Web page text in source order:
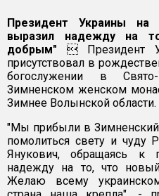
Президент Украины на
выразил надежду на
добрым"  Президент
присутствовал в
богослужении в Свято-
Зимненском женском
Зимнее Волынской области.
"Мы прибыли в Зимненский
помолиться свету и чуду
Янукович, обращаясь к
надежду на то, что
Желаю всему